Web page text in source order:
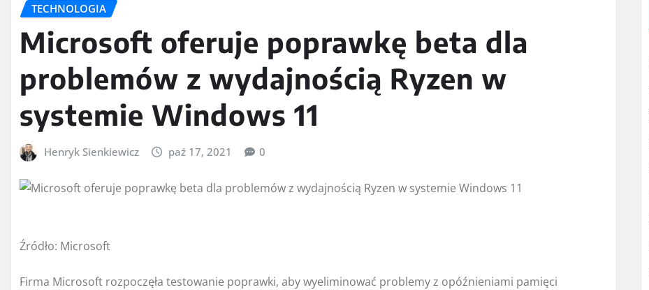
TECHNOLOGIA
Microsoft oferuje poprawkę beta dla
problemów z wydajnością Ryzen w
systemie Windows 11
Henryk Sienkiewicz paź 17, 2021 0
Źródło: Microsoft
Firma Microsoft rozpoczęła testowanie poprawki, aby wyeliminować problemy z opóźnieniami pamięci